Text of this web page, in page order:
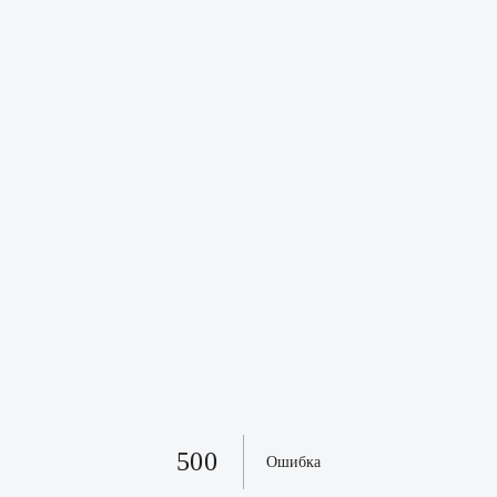
500 Ошибка